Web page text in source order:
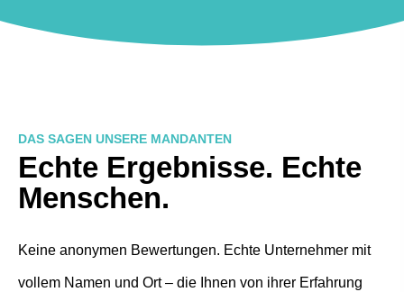
DAS SAGEN UNSERE MANDANTEN
Echte Ergebnisse. Echte
Menschen.
Keine anonymen Bewertungen. Echte Unternehmer mit
vollem Namen und Ort – die Ihnen von ihrer Erfahrung